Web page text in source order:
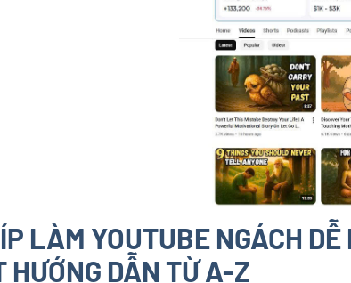
LÀM YOUTUBE NGÁCH
HƯỚNG DẪN TỪ A-Z